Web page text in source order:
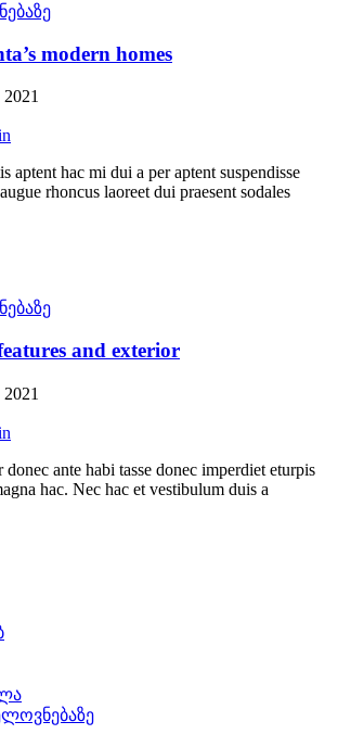
modern homes
aptent hac mi dui a per aptent suspendisse
rhoncus laoreet dui praesent sodales
and exterior
ante habi tasse donec imperdiet eturpis
hac. Nec hac et vestibulum duis a